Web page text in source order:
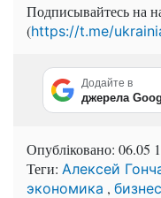
Подписывайтесь на
(https://t.me/
Додайте в
джерела
Опубліковано: 06.05
Теги: Алексей
экономика , бизнес